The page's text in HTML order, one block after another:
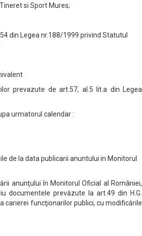
si Sport Mures;
din Legea nr.188/1999 privind Statutul
prevazute de art.57, al.5 lit.a din Legea
urmatorul calendar :
de la data publicarii anuntului in Monitorul
anunţului în Monitorul Oficial al României,
documentele prevăzute la art.49 din H.G.
carierei funcţionarilor publici, cu modificările